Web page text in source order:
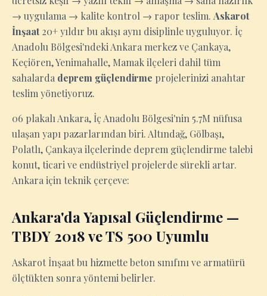
→ uygulama → kalite kontrol → rapor teslim. Askarot
İnşaat20+ yıldır bu akışı aynı disiplinle uyguluyor. İç
Anadolu Bölgesi'ndeki Ankara merkez ve Çankaya,
Keçiören, Yenimahalle, Mamak ilçeleri dahil tüm
sahalarda deprem güçlendirme projelerinizi anahtar
teslim yönetiyoruz.
06 plakalı Ankara, İç Anadolu Bölgesi'nin 5.7M nüfusa
ulaşan yapı pazarlarından biri. Altındağ, Gölbaşı,
Polatlı, Çankaya ilçelerinde deprem güçlendirme talebi
konut, ticari ve endüstriyel projelerde sürekli artar.
Ankara için teknik çerçeve:
Ankara'da Yapısal Güçlendirme —
TBDY 2018 ve TS 500 Uyumlu
Askarot İnşaat bu hizmette beton sınıfını ve armatürü
ölçtükten sonra yöntemi belirler.